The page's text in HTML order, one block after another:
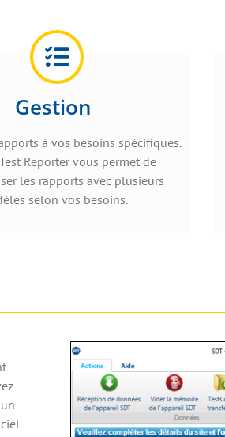
Gestion
à vos besoins spécifiques.
Reporter vous permet de
les rapports avec plusieurs
selon vos besoins.